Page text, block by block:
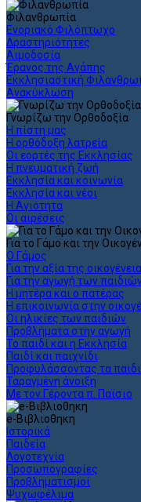
Φιλανθρωπία
Ενοριακό Φιλόπτωχο
Δραστηριότητες
Αιμοδοσία
Έρανος της Αγάπης
Εκκλησιαστική
Ανακύκλωση
Γνωρίζω την Ορθοδοξία
Η πίστη μας
Η ορθόδοξη λατρεία
Οι εορτές της Εκκλησίας
Η πνευματική ζωή
Εκκλησία και κοινωνία
Εκκλησία και νέοι
Η Αγιότητα
Οι αιρέσεις
Για το Γάμο και την
Ο Γάμος
Για την αξία της
Για την αγωγή των
Η μητέρα και ο πατέρας
Η επικοινωνία στην
Οι ηλικίες των παιδιών
Προβλήματα στην αγωγή
Το παιδί και η Εκκλησία
Παιδί και παιχνίδι
Προφυλάσσοντας τα
Ταραγμένη άνοιξη
Με τον Γέροντα π. Παϊσιο
e-Βιβλιοθηκη
Ιστορικά
Παιδεία
Λογοτεχνία
Προσωπογραφίες
Προβληματισμοί
Ψυχωφέλιμα